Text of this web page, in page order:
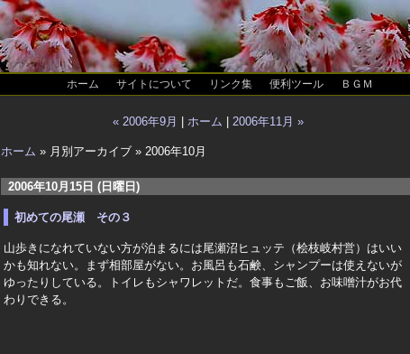
ホーム サイトについて リンク集 便利ツール ＢＧＭ
« 2006年9月 ホーム 2006年11月 »
ホーム » 月別アーカイブ » 2006年10月
2006年10月15日 (日曜日)
初めての尾瀬 その３
山歩きになれていない方が泊まるには尾瀬沼ヒュッテ（桧枝岐村営）はいい
かも知れない。まず相部屋がない。お風呂も石鹸、シャンプーは使えないが
ゆったりしている。トイレもシャワレットだ。食事もご飯、お味噌汁がお代
わりできる。